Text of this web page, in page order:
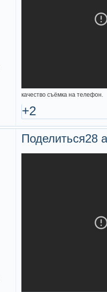
качество съёмка на телефон.
+2
Поделиться28